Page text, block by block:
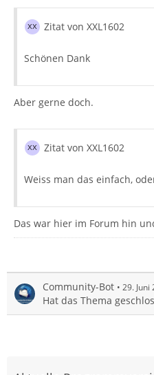
Zitat von XXL1602
Schönen Dank
Aber gerne doch.
Zitat von XXL1602
Weiss man das einfach,
Das war hier im Forum hin
Community-Bot 29. Juni
Hat das Thema